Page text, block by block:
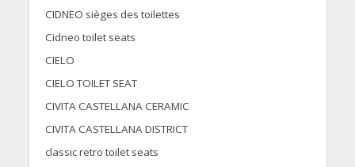
CIDNEO sièges des toilettes
Cidneo toilet seats
CIELO
CIELO TOILET SEAT
CIVITA CASTELLANA CERAMIC
CIVITA CASTELLANA DISTRICT
classic retro toilet seats